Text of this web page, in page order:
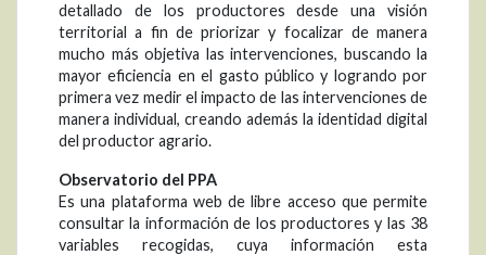
detallado de los productores desde una visión
territorial a fin de priorizar y focalizar de manera
mucho más objetiva las intervenciones, buscando la
mayor eficiencia en el gasto público y logrando por
primera vez medir el impacto de las intervenciones de
manera individual, creando además la identidad digital
del productor agrario.
Observatorio del PPA
Es una plataforma web de libre acceso que permite
consultar la información de los productores y las 38
variables recogidas, cuya información esta